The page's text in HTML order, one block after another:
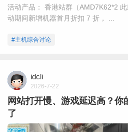
活动产品： 香港站群（AMD7K62*2
动期间新增机器首月折扣 7 折， ...
#主机综合讨论
idcli
2026-7-22
网站打开慢、游戏延迟高？你
了